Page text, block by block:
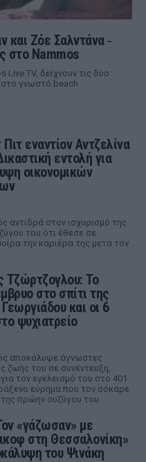
και Ζόε Σαλντάνα ‑
στο Nammos
TV, δείχνουν τις δύο
στο γνωστό beach
εναντίον Αντζελίνα
εντολή για
οικονομικών
αντιδρά στον ισχυρισμό της
του ότι έθεσε σε
την καριέρα της μετά τον
Τζώρτζογλου: Το
στο σπίτι της
και οι 6
ψυχιατρείο
αποκάλυψε άγνωστες
ζωής του σε συνέντευξη,
τον εγκλεισμό του στο 401
εύρημα που τον σόκαρε
της πρώην συζύγου του.
«γάζωσαν» με
στη Θεσσαλονίκη»
του Ψινάκη